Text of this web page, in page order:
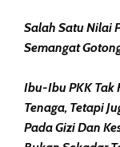
Salah Satu Nilai
Semangat
Ibu-Ibu PKK Tak
Tenaga, Tetapi
Pada Gizi Dan